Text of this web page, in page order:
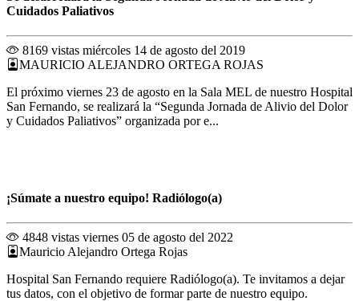
Cuidados Paliativos
8169 vistas miércoles 14 de agosto del 2019
MAURICIO ALEJANDRO ORTEGA ROJAS
El próximo viernes 23 de agosto en la Sala MEL de nuestro Hospital
San Fernando, se realizará la “Segunda Jornada de Alivio del Dolor
y Cuidados Paliativos” organizada por e...
¡Súmate a nuestro equipo! Radiólogo(a)
4848 vistas viernes 05 de agosto del 2022
Mauricio Alejandro Ortega Rojas
Hospital San Fernando requiere Radiólogo(a). Te invitamos a dejar
tus datos, con el objetivo de formar parte de nuestro equipo.